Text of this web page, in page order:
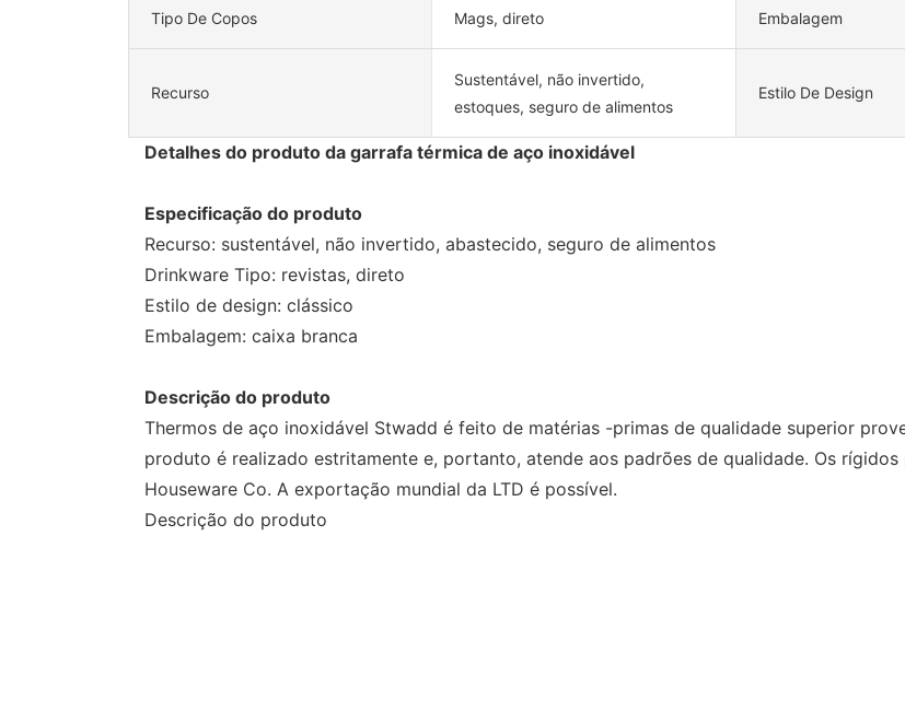
Tipo De Copos Mags, direto Embalagem
Recurso
Sustentável, não invertido,
estoques, seguro de alimentos
Estilo De Design
Detalhes do produto da garrafa térmica de aço inoxidável
Especificação do produto
Recurso: sustentável, não invertido, abastecido, seguro de alimentos
Drinkware Tipo: revistas, direto
Estilo de design: clássico
Embalagem: caixa branca
Descrição do produto
Thermos de aço inoxidável Stwadd é feito de matérias -primas de qualidade superior
produto é realizado estritamente e, portanto, atende aos padrões de qualidade. Os
Houseware Co. A exportação mundial da LTD é possível.
Descrição do produto